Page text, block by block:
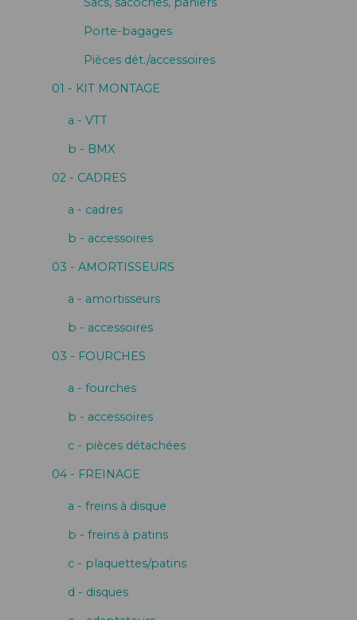
Porte-bagages
Pièces dét./accessoires
01 - KIT MONTAGE
a - VTT
b - BMX
02 - CADRES
a - cadres
b - accessoires
03 - AMORTISSEURS
a - amortisseurs
b - accessoires
03 - FOURCHES
a - fourches
b - accessoires
c - pièces détachées
04 - FREINAGE
a - freins à disque
b - freins à patins
c - plaquettes/patins
d - disques